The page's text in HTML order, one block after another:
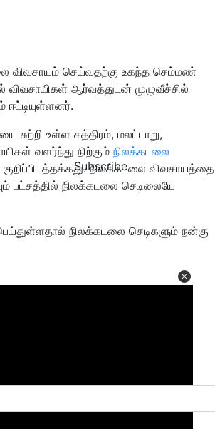
Subscribe
விவசாயம் செய்வதற்கு உகந்த செம்மண்
விவசாயிகள் ஆர்வத்துடன் முழுவீச்சில்
சுற்றி உள்ள சத்திரம், மலட்டாறு,
வளர்ந்து நிற்கும் நிலக்கடலை
நிலக்கடலை விவசாயத்தை
நிலக்கடலை செடிலையே
நிலக்கடலை செடிகளும் நன்கு